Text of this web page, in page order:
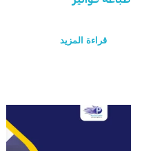
قراءة المزيد